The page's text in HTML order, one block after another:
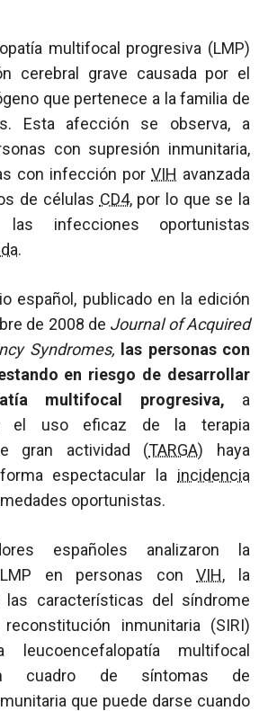
multifocal progresiva (LMP)
cerebral grave causada por el
que pertenece a la familia de
Esta afección se observa, a
con supresión inmunitaria,
con infección por VIH avanzada
de células CD4, por lo que se la
infecciones oportunistas
.
español, publicado en la edición
de 2008 de Journal of Acquired
Syndromes,
las personas con
en riesgo de desarrollar
multifocal progresiva, a
el uso eficaz de la terapia
gran actividad (TARGA) haya
espectacular la incidencia
oportunistas.
españoles analizaron la
en personas conVIH, la
las características del síndrome
inmunitaria (SIRI)
multifocal
cuadro de síntomas de
que puede darse cuando